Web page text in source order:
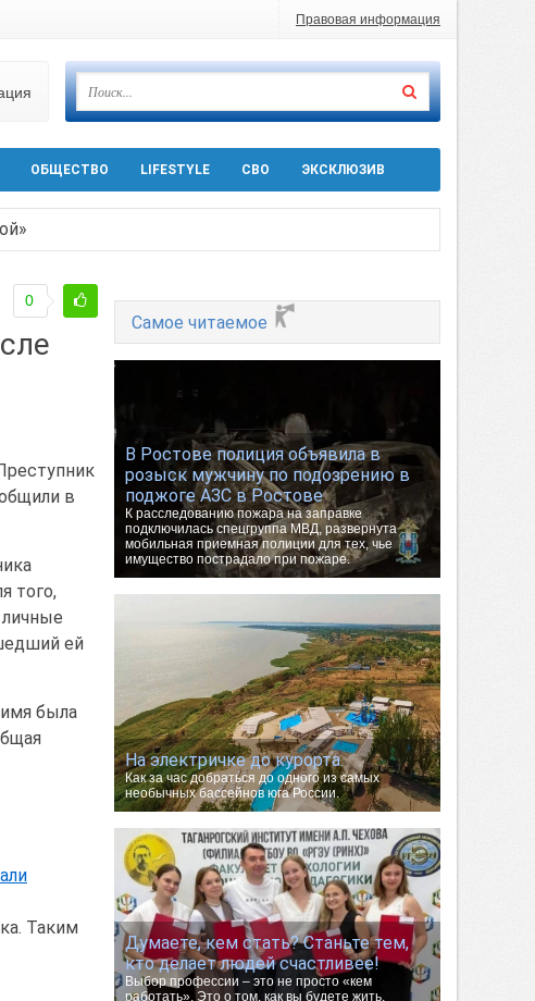
Правовая информация
ОБЩЕСТВО LIFESTYLE СВО ЭКСКЛЮЗИВ
десятков машин
0
в
того,
ей
была
Таким
Самое читаемое
В Ростове полиция объявила в
розыск мужчину по подозрению в
поджоге АЗС в Ростове
К расследованию пожара на заправке
подключилась спецгруппа МВД, развернута
мобильная приемная полиции для тех, чье
имущество пострадало при пожаре.
На электричке до курорта.
Как за час добраться до одного из самых
необычных бассейнов юга России.
Думаете, кем стать? Станьте тем,
кто делает людей счастливее!
Выбор профессии – это не просто «кем
работать». Это о том, как вы будете жить,